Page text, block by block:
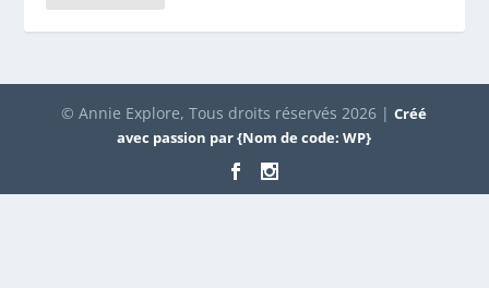
© Annie Explore, Tous droits réservés 2026 |Créé
avec passion par {Nom de code: WP}